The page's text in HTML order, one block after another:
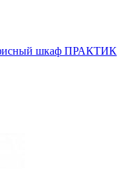
шкаф ПРАКТИК